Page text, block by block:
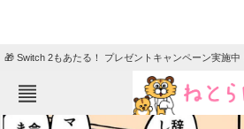
🎁 Switch 2もあたる！ プレゼントキャンペーン実施中
ねとらぼメニュー